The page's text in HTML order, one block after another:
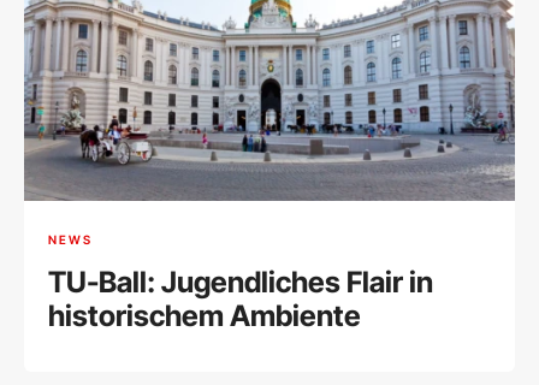
NEWS
TU-Ball: Jugendliches Flair in
historischem Ambiente